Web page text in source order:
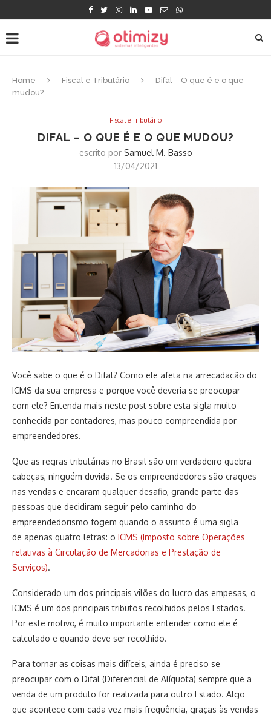
Home Fiscal e Tributário
Difal – O que é e o que
mudou?
Fiscal e Tributário
DIFAL – O QUE É E O QUE MUDOU?
escrito por Samuel M. Basso
13/04/2021
Você sabe o que é o Difal? Como ele afeta na arrecadação do
ICMS da sua empresa e porque você deveria se preocupar
com ele? Entenda mais neste post sobre esta sigla muito
conhecida por contadores, mas pouco compreendida por
empreendedores.
Que as regras tributárias no Brasil são um verdadeiro quebra-
cabeças, ninguém duvida. Se os empreendedores são craques
nas vendas e encaram qualquer desafio, grande parte das
pessoas que decidiram seguir pelo caminho do
empreendedorismo fogem quando o assunto é uma sigla
de apenas quatro letras: o ICMS (Imposto sobre Operações
relativas à Circulação de Mercadorias e Prestação de
Serviços).
Considerado um dos principais vilões do lucro das empesas, o
ICMS é um dos principais tributos recolhidos pelos Estados.
Por este motivo, é muito importante entender como ele é
calculado e quando deve ser recolhido.
Para tornar as coisas mais difíceis, ainda é preciso se
preocupar com o Difal (Diferencial de Alíquota) sempre que a
venda de um produto for realizada para outro Estado. Algo
que acontece com cada vez mais frequência, graças às vendas